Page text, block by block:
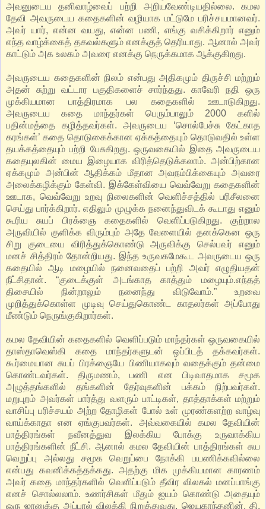
அவனுடைய தனிவாழ்வைப் பற்றி அறியவேண்டியதில்லை. கமல
தேவி அவருடைய கதைகளின் வழியாக மட்டுமே பரிச்சயமானவர்.
அவர் யார், என்ன வயது, என்ன பணி, எங்கு வசிக்கிறார் எனும்
எந்த வாழ்க்கைத் தகவல்களும் எனக்குத் தெரியாது. ஆனால் அவர்
காட்டும் அக உலகம் அவரை எனக்கு நெருக்கமாக ஆக்குகிறது.
அவருடைய கதைகளின் நிலம் என்பது அதிகமும் திருச்சி மற்றும்
அதன் சுற்று வட்டார பகுதிகளைச் சார்ந்தது. காவேரி நதி ஒரு
முக்கியமான பாத்திரமாக பல கதைகளில் ஊடாடுகிறது.
அவருடைய கதை மாந்தர்கள் பெரும்பாலும் 2000 களில்
பதின்மத்தை கழித்தவர்கள். அவருடைய ‘சொல்பேச்சு கேட்காத
கரங்கள்’ கதை தொடுகைக்கான ஏக்கத்தையும் தொடுவதில் உள்ள
தயக்கத்தையும் பற்றி பேசுகிறது. ஒருவகையில் இதை அவருடைய
கதையுலகின் மைய இழையாக விரித்தெடுக்கலாம். அன்பிற்கான
ஏக்கமும் அன்பின் ஆதிக்கம் மீதான அவநம்பிக்கையும் அவரை
அலைக்கழிக்கும் கேள்வி. இக்கேள்வியை வெவ்வேறு கதைகளின்
ஊடாக, வெவ்வேறு உறவு நிலைகளின் வெளிச்சத்தில் பரிசீலனை
செய்து பார்க்கிறார். எதிலும் முழுக்க நனைந்துவிடக் கூடாது எனும்
கூரிய சுயப் பிரக்ஞை கதைகளில் வெளிப்படுகிறது. குற்றால
அருவியில் குளிக்க விரும்பும் அதே வேளையில் தனக்கென ஒரு
சிறு குடையை விரித்துக்கொண்டு அருவிக்கு செல்பவர் எனும்
மனச் சித்திரம் தோன்றியது. இந்த உருவகமேகூட அவருடைய ஒரு
கதையில் ஆடி மழையில் நனைவதைப் பற்றி அவர் எழுதியதன்
நீட்சிதான். “குடைக்குள் அடங்காத காத்தும் மழையும்.எந்தத்
திசையில் நின்றாலும் நனைந்து விடுவோம்.” உறவை
முறித்துக்கொள்ள முடிவு செய்துகொண்ட காதலர்கள் அப்போது
மீண்டும் நெருங்குகிறார்கள்.
கமல தேவியின் கதைகளில் வெளிப்படும் மாந்தர்கள் ஒருவகையில்
தாஸ்தாவெஸ்கி கதை மாந்தர்களுடன் ஒப்பிடத் தக்கவர்கள்.
கூர்மையான சுயப் பிரக்ஞையே பிணியாகவும் வதைக்கும் தன்மை
கொண்டவர்கள். திருமணம், பணி என பிடிவாதமாக சமூக
அழுத்தங்களில் தங்களின் தேர்வுகளின் பக்கம் நிற்பவர்கள்.
மறுபுறம் அவர்கள் பார்த்து வளரும் பாட்டிகள், தாத்தாக்கள் மற்றும்
வாசிப்பு பரிச்சயம் அற்ற தோழிகள் போல் உள் முரண்களற்ற வாழ்வு
வாய்க்காதா என ஏங்குபவர்கள். அவ்வகையில் கமல தேவியின்
பாத்திரங்கள் நவீனத்துவ இலக்கிய போக்கு உருவாக்கிய
பாத்திரங்களின் நீட்சி. ஆனால் கமல தேவியின் பாத்திரங்கள் சுய
வெறுப்பு அல்லது சமூக வெறுப்பை நோக்கி பயணிக்கவில்லை
என்பது கவனிக்கத்தக்கது. அதற்கு மிக முக்கியமான காரணம்
அவர் கதை மாந்தர்களில் வெளிப்படும் தீவிர விலகல் மனப்பாங்கு
எனச் சொல்லலாம். உணர்சிகள் மீதும் ஐயம் கொண்டு அதையும்
ஒரு ஜானுக்கு அப்பால் விலக்கி நிறுத்துவது. ஜெயகாந்தனின், தி.